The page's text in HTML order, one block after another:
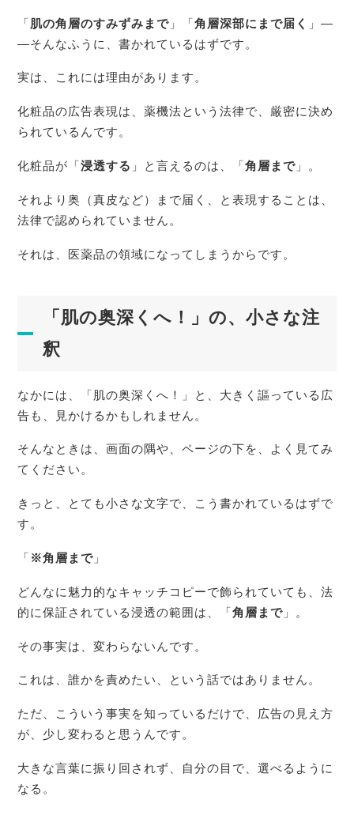
「肌の角層のすみずみまで 」「角層深部にまで届く 」―
―そんなふうに、書かれているはずです。
実は、これには理由があります。
化粧品の広告表現は、薬機法という法律で、厳密に決め
られているんです。
化粧品が「浸透する 」と言えるのは、「角層まで 」。
それより奥（真皮など）まで届く、と表現することは、
法律で認められていません。
それは、医薬品の領域になってしまうからです。
「肌の奥深くへ！」の、小さな注
釈
なかには、「肌の奥深くへ！」と、大きく謳っている広
告も、見かけるかもしれません。
そんなときは、画面の隅や、ページの下を、よく見てみ
てください。
きっと、とても小さな文字で、こう書かれているはずで
す。
「 ※角層まで 」
どんなに魅力的なキャッチコピーで飾られていても、法
的に保証されている浸透の範囲は、「角層まで 」。
その事実は、変わらないんです。
これは、誰かを責めたい、という話ではありません。
ただ、こういう事実を知っているだけで、広告の見え方
が、少し変わると思うんです。
大きな言葉に振り回されず、自分の目で、選べるように
なる。